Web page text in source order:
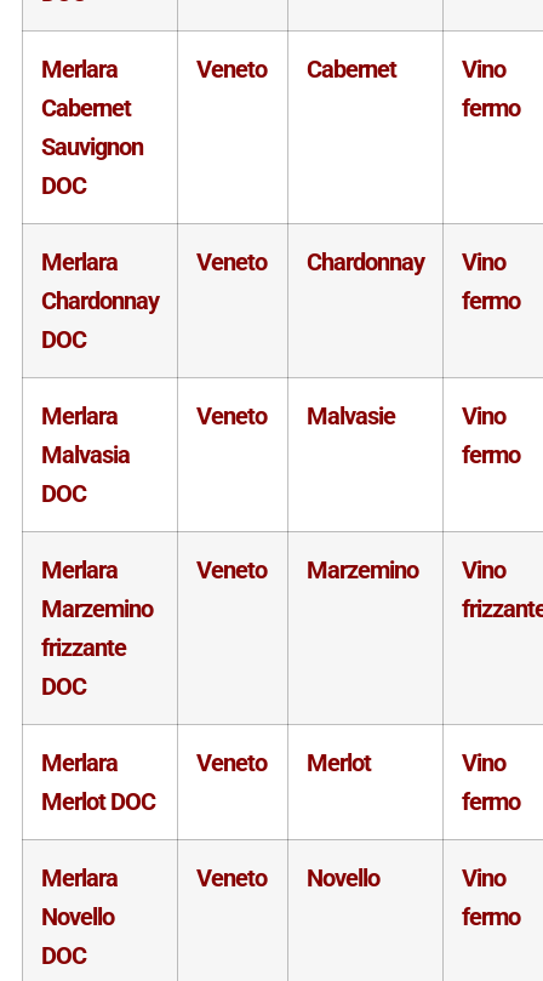
Merlara
Cabernet
Sauvignon
DOC
Veneto Cabernet
Vino
fermo
Merlara
Chardonnay
DOC
Veneto Chardonnay
Vino
fermo
Merlara
Malvasia
DOC
Veneto Malvasie
Vino
fermo
Merlara
Marzemino
frizzante
DOC
Veneto Marzemino
Vino
Merlara
Merlot DOC
Veneto Merlot
Vino
fermo
Merlara
Novello
DOC
Veneto Novello
Vino
fermo